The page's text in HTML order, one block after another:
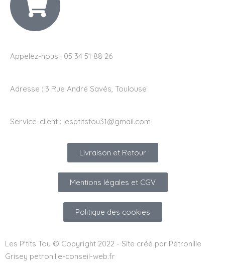
Appelez-nous : 05 34 51 88 26
Adresse : 3 Rue André Savés, Toulouse
Service-client : lesptitstou31@gmail.com
Livraison et Retour
Mentions légales et CGV
Politique des cookies
Les P'tits Tou © Copyright 2022 - Site créé par Pétronille
Grisey petronille-conseil-web.fr